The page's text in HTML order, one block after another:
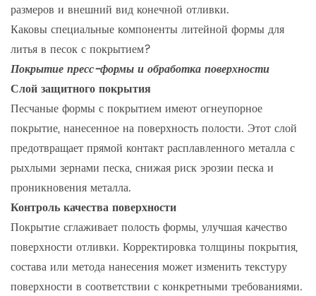
размеров и внешний вид конечной отливки.
Каковы специальные компоненты литейной формы для
литья в песок с покрытием?
Покрытие пресс-формы и обработка поверхности
Слой защитного покрытия
Песчаные формы с покрытием имеют огнеупорное
покрытие, нанесенное на поверхность полости. Этот слой
предотвращает прямой контакт расплавленного металла с
рыхлыми зернами песка, снижая риск эрозии песка и
проникновения металла.
Контроль качества поверхности
Покрытие сглаживает полость формы, улучшая качество
поверхности отливки. Корректировка толщины покрытия,
состава или метода нанесения может изменить текстуру
поверхности в соответствии с конкретными требованиями.